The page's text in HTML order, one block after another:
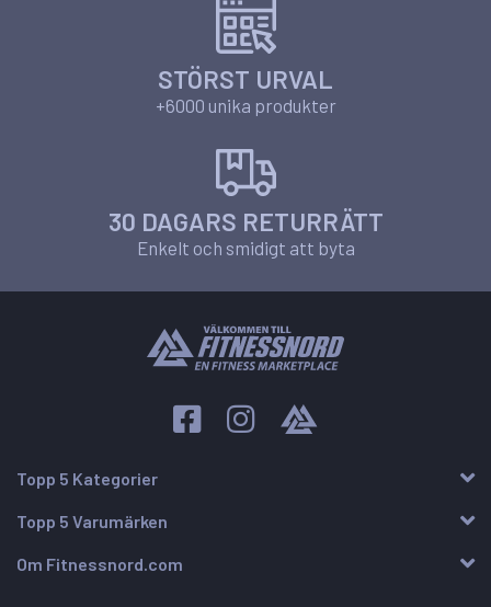
STÖRST URVAL
+6000 unika produkter
30 DAGARS RETURRÄTT
Enkelt och smidigt att byta
Topp 5 Kategorier
Topp 5 Varumärken
Om Fitnessnord.com